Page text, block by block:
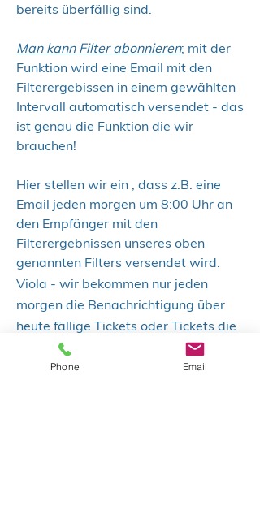
bereits überfällig sind.
Man kann Filter abonnieren; mit der
Funktion wird eine Email mit den
Filterergebissen in einem gewählten
Intervall automatisch versendet - das
ist genau die Funktion die wir
brauchen!
Hier stellen wir ein , dass z.B. eine
Email jeden morgen um 8:00 Uhr an
den Empfänger mit den
Filterergebnissen unseres oben
genannten Filters versendet wird.
Viola - wir bekommen nur jeden
morgen die Benachrichtigung über
heute fällige Tickets oder Tickets die
bereits überfällig sind.
Phone Email